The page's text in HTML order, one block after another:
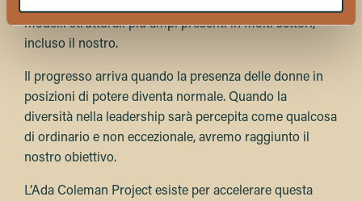
modelli strutturali più ampi presenti in molti settori,
incluso il nostro.
Il progresso arriva quando la presenza delle donne in
posizioni di potere diventa normale. Quando la
diversità nella leadership sarà percepita come qualcosa
di ordinario e non eccezionale, avremo raggiunto il
nostro obiettivo.
L’Ada Coleman Project esiste per accelerare questa